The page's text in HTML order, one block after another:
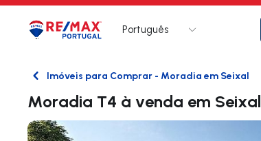
Logo Ir para página inicial
Português
VoltarImóveis para Comprar - Moradia em Seixal
Moradia T4 à venda em Seixal